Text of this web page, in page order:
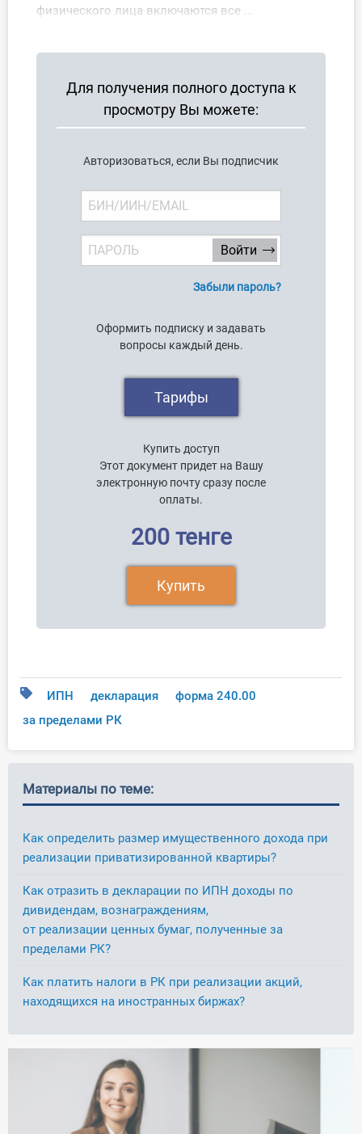
Обучение
бухгалтера
физического лица включаются все ...
Для получения полного доступа к
просмотру Вы можете:
Авторизоваться, если Вы подписчик
Забыли пароль?
Оформить подписку и задавать
вопросы каждый день.
Тарифы
Купить доступ
Этот документ придет на Вашу
электронную почту сразу после
оплаты.
200 тенге
Купить
ИПН декларация
форма 240.00
за пределами РК
Материалы по теме:
Как определить размер имущественного дохода при
реализации приватизированной квартиры?
Как отразить в декларации по ИПН доходы по
дивидендам, вознаграждениям,
от реализации ценных бумаг, полученные за
пределами РК?
Как платить налоги в РК при реализации акций,
находящихся на иностранных биржах?